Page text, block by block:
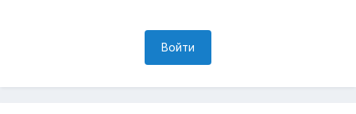
Войти